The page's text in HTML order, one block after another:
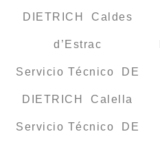
DIETRICH Caldes
d’Estrac
Servicio Técnico DE
DIETRICH Calella
Servicio Técnico DE